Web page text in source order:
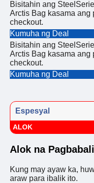
Bisitahin ang
Arctis Bag kasama ang
checkout.
Kumuha ng Deal
Bisitahin ang
Arctis Bag kasama ang
checkout.
Kumuha ng Deal
Espesyal
ALOK
Alok na
Kung may ayaw ka,
araw para ibalik ito.